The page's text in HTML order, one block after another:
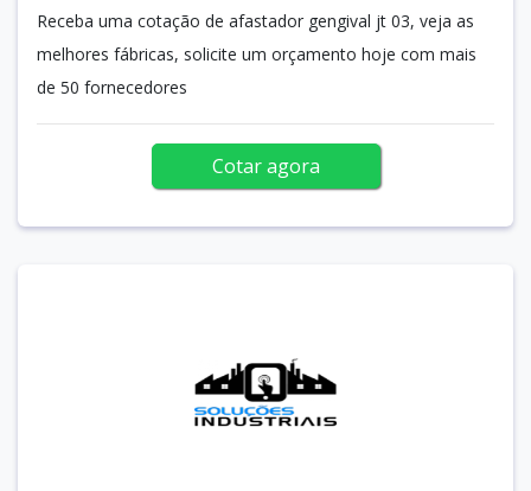
Receba uma cotação de afastador gengival jt 03, veja as
melhores fábricas, solicite um orçamento hoje com mais
de 50 fornecedores
Cotar agora